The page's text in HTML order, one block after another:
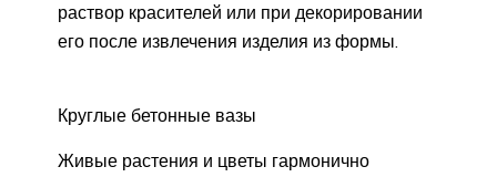
раствор красителей или при декорировании
его после извлечения изделия из формы.
Круглые бетонные вазы
Живые растения и цветы гармонично